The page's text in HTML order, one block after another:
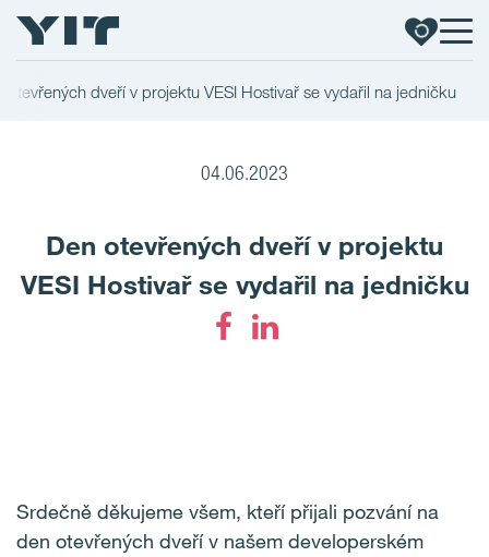
otevřených dveří v projektu VESI Hostivař se vydařil na jedničku
04.06.2023
Den otevřených dveří v projektu
VESI Hostivař se vydařil na jedničku
Srdečně děkujeme všem, kteří přijali pozvání na
den otevřených dveří v našem developerském